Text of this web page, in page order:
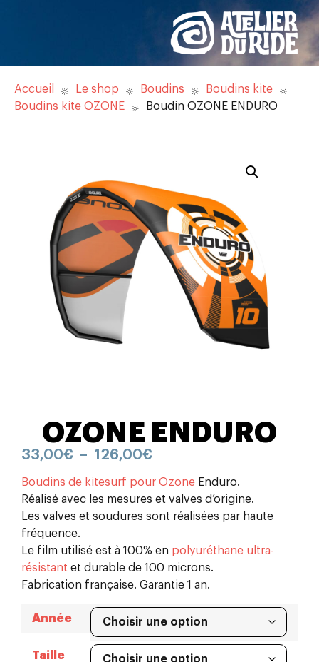
Accueil Le shop Boudins
Boudins kite
Boudins kite OZONE
Boudin OZONE ENDURO
OZONE ENDURO
33,00€ – 126,00€
Boudins de kitesurf pour Ozone Enduro.
Réalisé avec les mesures et valves d’origine.
Les valves et soudures sont réalisées par haute
fréquence.
Le film utilisé est à 100% en polyuréthane ultra-
résistant et durable de 100 microns.
Fabrication française. Garantie 1 an.
Année
Taille